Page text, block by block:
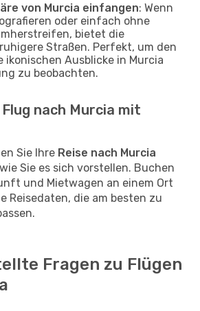
von Murcia einfangen: Wenn
oder einfach ohne
bietet die
Straßen. Perfekt, um den
ikonischen Ausblicke in Murcia
zu beobachten.
nach Murcia mit
Sie Ihre Reise nach Murcia
Sie es sich vorstellen. Buchen
und Mietwagen an einem Ort
Reisedaten, die am besten zu
Fragen zu Flügen